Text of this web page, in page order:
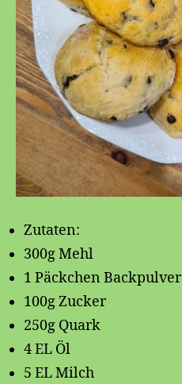
Zutaten:
300g Mehl
1 Päckchen Backpulver
100g Zucker
250g Quark
4 EL Öl
5 EL Milch